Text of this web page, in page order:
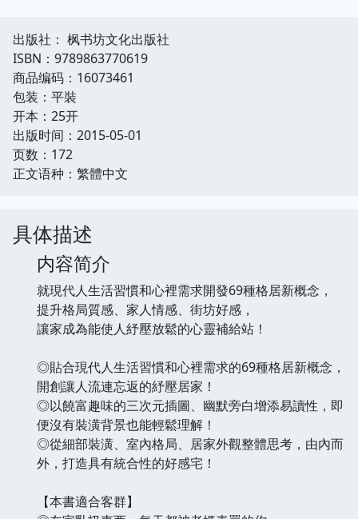
出版社： 枫书坊文化出版社
ISBN：9789863770619
商品编码：16073461
包装：平裝
开本：25开
出版时间：2015-05-01
页数：172
正文语种：繁體中文
具体描述
内容简介
就現代人生活習慣和心裡需求開發69種格居新概念，
提升格局質感、家人情感、街坊好感，
讓家成為能使人紓壓放鬆的心靈補給站！
◎貼合現代人生活習慣和心裡需求的69種格居新概念，
開創讓人流連忘返的紓壓居家！
◎以饒富趣味的三次元插圖、幽默旁白增添易讀性，即
便沒有裝潢背景也能輕鬆理解！
◎從細部裝潢、室內格局、居家外觀整體思考，由內而
外，打造具有統合性的好感宅！
【本書適合客群】